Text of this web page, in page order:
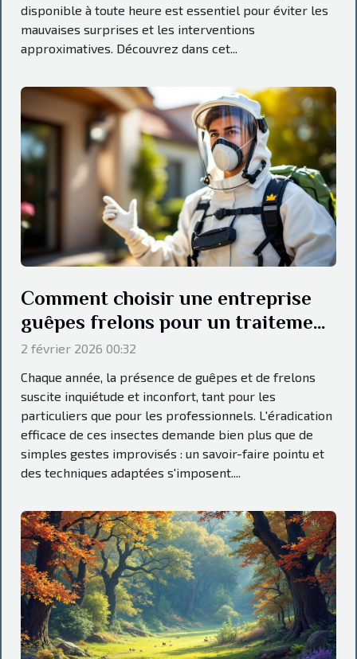
disponible à toute heure est essentiel pour éviter les
mauvaises surprises et les interventions
approximatives. Découvrez dans cet...
Comment choisir une entreprise
guêpes frelons pour un traitement
efficace ?
2 février 2026 00:32
Chaque année, la présence de guêpes et de frelons
suscite inquiétude et inconfort, tant pour les
particuliers que pour les professionnels. L'éradication
efficace de ces insectes demande bien plus que de
simples gestes improvisés : un savoir-faire pointu et
des techniques adaptées s'imposent....